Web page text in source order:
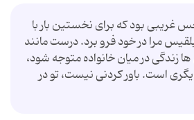
بود كه براى نخستین بار با
مرا در خود فرو برد. درست مانند
زندگى در میان خانواده متوجه شود،
است. باور كردنى نیست، تو در